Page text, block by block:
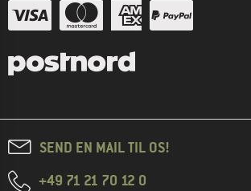
SEND EN MAIL TIL OS!
+49 71 21 70 12 0